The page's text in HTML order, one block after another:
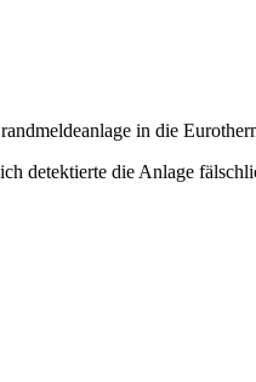
in die
detektierte die Anlage